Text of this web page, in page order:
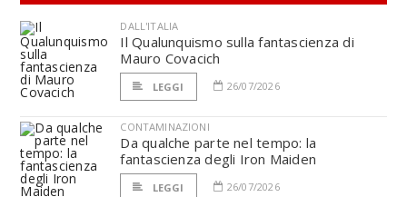
DALL'ITALIA
Il Qualunquismo sulla fantascienza di
Mauro Covacich
LEGGI 26/07/2026
CONTAMINAZIONI
Da qualche parte nel tempo: la
fantascienza degli Iron Maiden
LEGGI 26/07/2026